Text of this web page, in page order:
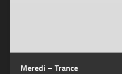
Meredi – Trance